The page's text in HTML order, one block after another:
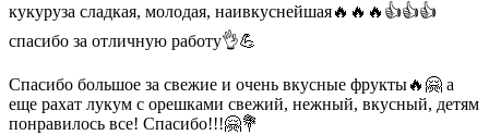
кукуруза сладкая, молодая, наивкуснейшая🔥🔥🔥👍👍👍
спасибо за отличную работу👌💪
Спасибо большое за свежие и очень вкусные фрукты🔥🤗 а
еще рахат лукум с орешками свежий, нежный, вкусный, детям
понравилось все! Спасибо!!!🤗💐